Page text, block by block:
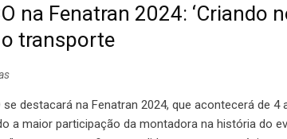
na Fenatran 2024: ‘Criando
transporte
se destacará na Fenatran 2024, que acontecerá de 4
a maior participação da montadora na história do